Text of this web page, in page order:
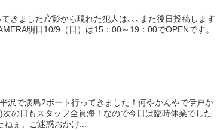
きました♪̊̈♪̆̈影から現れた犯人は､､､また後日投稿します
明日10/9（日）は15：00～19：00でOPENです。
沢で淡島2ボート行ってきました！何やかんやで伊戸か
の日もスタッフ全員海！なので今日は臨時休業でした
ねぇ。ご迷惑おかけ...